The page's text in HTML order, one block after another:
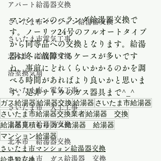
アパート給湯器交換
さいたま市マンション給湯器交換
さいたま市電気工事
志木市 給湯器交換
浴室換気扇
さいたま市 電気工事
さいたま市 大工工事
上尾市 給湯器交換
北本市 給湯器交換
さいたま市 ガス給湯器 交換
マンションのベランダ給湯器交換で
す。ノーリツ24号のフルオートタイプ
から同等品への交換となります。給湯
器は冬に故障するケースが多いです
ね。事前にどれくらいかかるのかを調
べる時間があればより良いかと思いま
す。是非サトウのガス器具まで^_^
ガス給湯器給湯器交換給湯器 さいたま市給湯器
さいたま市給湯器交換業者給湯器 交換
給湯器見積もりガス給湯器 給湯器
マンション給湯器
さいたま市マンション給湯器交換